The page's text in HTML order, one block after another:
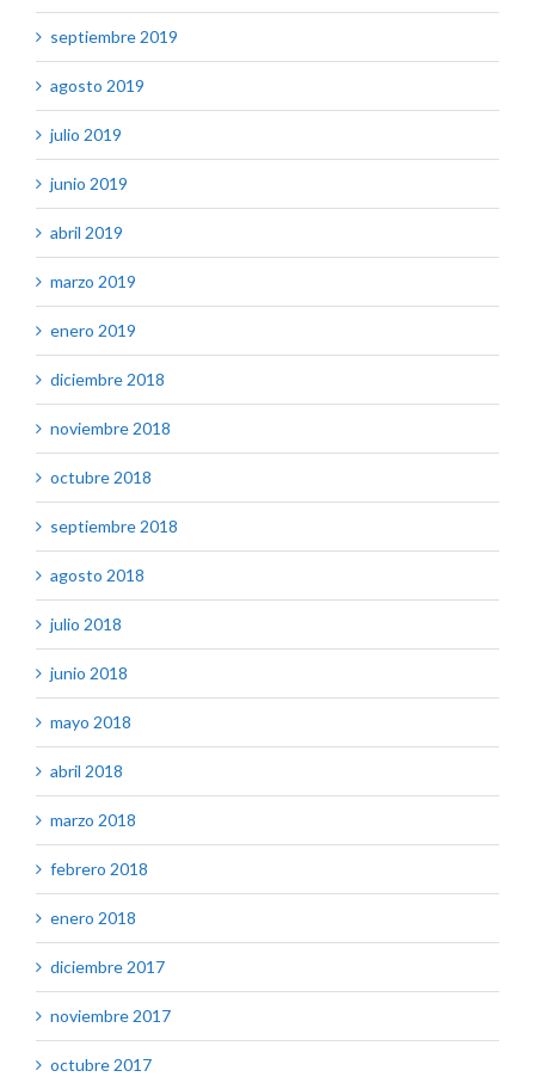
septiembre 2019
agosto 2019
julio 2019
junio 2019
abril 2019
marzo 2019
enero 2019
diciembre 2018
noviembre 2018
octubre 2018
septiembre 2018
agosto 2018
julio 2018
junio 2018
mayo 2018
abril 2018
marzo 2018
febrero 2018
enero 2018
diciembre 2017
noviembre 2017
octubre 2017